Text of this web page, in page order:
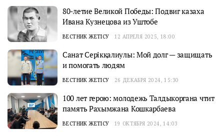
80-летие Великой Победы: Подвиг казаха
Ивана Кузнецова из Уштобе
ВЕСТНИК ЖЕТІСУ 12 АПРЕЛЯ 2025, 18:00
Санат Серікқалиулы: Мой долг — защищать
и помогать людям
ВЕСТНИК ЖЕТІСУ 26 ДЕКАБРЯ 2024, 15:30
100 лет герою: молодежь Талдыкоргана чтит
память Рахымжана Кошкарбаева
ВЕСТНИК ЖЕТІСУ 19 ОКТЯБРЯ 2024, 14:03